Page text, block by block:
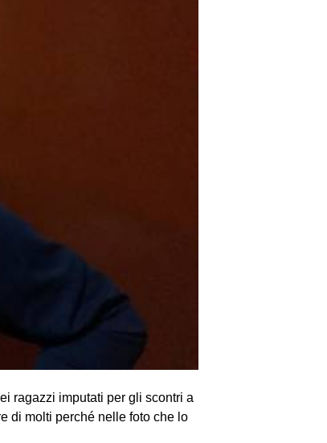
ragazzi imputati per gli scontri a
di molti perché nelle foto che lo